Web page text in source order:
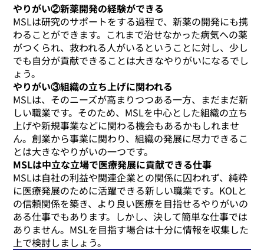
やりがい②新薬開発の経験ができる
MSLは研究のサポートをする過程で、新薬の開発にも携
わることができます。これまで治せなかった病気への薬
がつくられ、救われる人がいるということに対し、少し
でも自分が貢献できることは大きなやりがいになるでし
ょう。
やりがい③組織の立ち上げに関われる
MSLは、そのニーズが高まりつつある一方、まだまだ新
しい職業です。そのため、MSLを中心とした組織の立ち
上げや新規事業などに関わる機会もあるかもしれませ
ん。創業から事業に関わり、組織の発展に尽力できるこ
とは大きなやりがいの一つです。
MSLは中立な立場で医療発展に貢献できる仕事
MSLは自社の利益や関連企業との関係に囚われず、純粋
に医療発展のために活躍できる新しい職業です。KOLと
の信頼関係を築き、より良い医療を目指せるやりがいの
ある仕事でもあります。しかし、決して簡単な仕事では
ありません。MSLを目指す場合は十分に情報を収集した
上で検討しましょう。